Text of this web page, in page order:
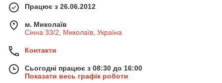
Працює з 26.06.2012
м. Миколаїв
Сінна 33/2, Миколаїв, Україна
Контакти
Сьогодні працює з 08:30 до 16:00
Показати весь графік роботи